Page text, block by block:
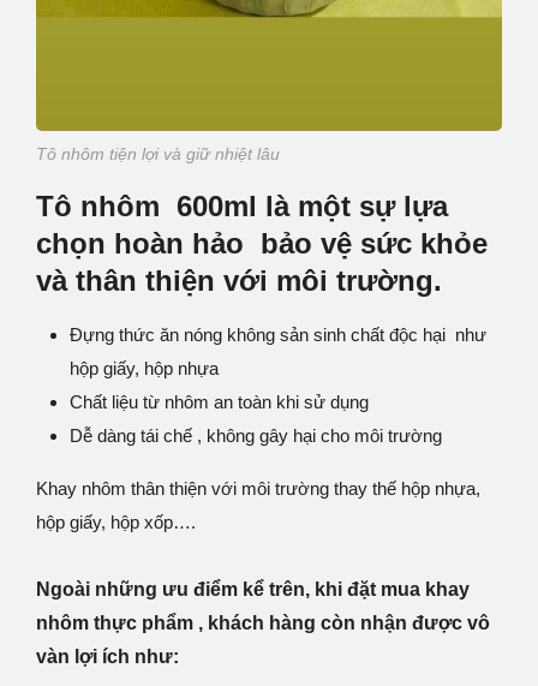
Tô nhôm tiện lợi và giữ nhiệt lâu
Tô nhôm 600ml là một sự lựa
chọn hoàn hảo bảo vệ sức khỏe
và thân thiện với môi trường.
Đựng thức ăn nóng không sản sinh chất độc hại như
hộp giấy, hộp nhựa
Chất liệu từ nhôm an toàn khi sử dụng
Dễ dàng tái chế , không gây hại cho môi trường
Khay nhôm thân thiện với môi trường thay thế hộp nhựa,
hộp giấy, hộp xốp….
Ngoài những ưu điểm kể trên, khi đặt mua khay
nhôm thực phẩm , khách hàng còn nhận được vô
vàn lợi ích như: